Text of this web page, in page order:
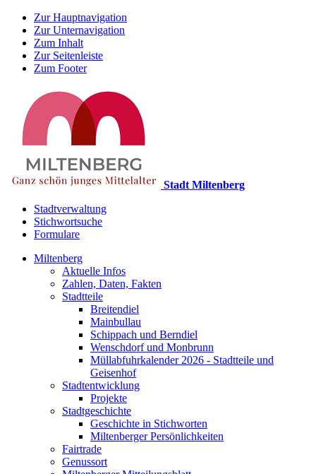
Zur Hauptnavigation
Zur Unternavigation
Zum Inhalt
Zur Seitenleiste
Zum Footer
Stadt Miltenberg
Stadtverwaltung
Stichwortsuche
Formulare
Miltenberg
Aktuelle Infos
Zahlen, Daten, Fakten
Stadtteile
Breitendiel
Mainbullau
Schippach und Berndiel
Wenschdorf und Monbrunn
Müllabfuhrkalender 2026 - Stadtteile und
Geisenhof
Stadtentwicklung
Projekte
Stadtgeschichte
Geschichte in Stichworten
Miltenberger Persönlichkeiten
Fairtrade
Genussort